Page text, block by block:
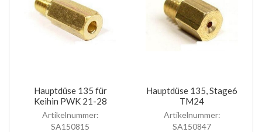
Hauptdüse 135 für
Keihin PWK 21-28
Artikelnummer:
SA150815
Hauptdüse 135, Stage6
TM24
Artikelnummer:
SA150847